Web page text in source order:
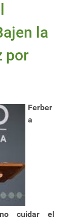
la
por
Ferber
a
cuidar el